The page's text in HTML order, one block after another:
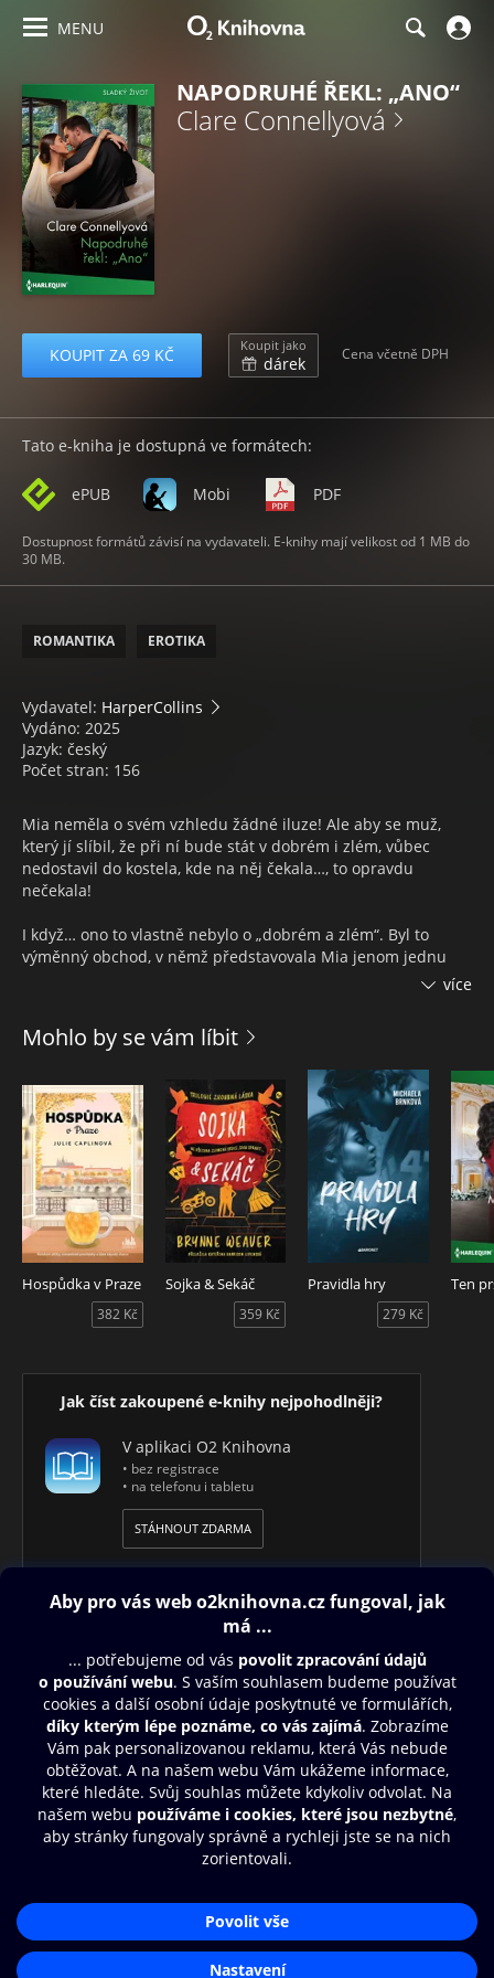
MENU
NAPODRUHÉ ŘEKL: „ANO“
Clare Connellyová
KOUPIT ZA 69 KČ Koupit jako
dárek Cena včetně DPH
Tato e-kniha je dostupná ve formátech:
ePUB Mobi PDF
Dostupnost formátů závisí na vydavateli. E-knihy mají velikost od 1 MB do
30 MB.
ROMANTIKA EROTIKA
Vydavatel: HarperCollins
Vydáno: 2025
Jazyk: český
Počet stran: 156
Mia neměla o svém vzhledu žádné iluze! Ale aby se muž,
který jí slíbil, že při ní bude stát v dobrém i zlém, vůbec
nedostavil do kostela, kde na něj čekala…, to opravdu
nečekala!
I když… ono to vlastně nebylo o „dobrém a zlém“. Byl to
výměnný obchod, v němž představovala Mia jenom jednu
nezjistil, jak moc ho chtěli rodiče jeho „nastávající“ podvést.
Utéct od nich… od ní!, to bylo to nejlepší, co mohl udělat.
Až na ten polibek, na který nemohl zapomenout!
více
Mohlo by se vám líbit
Hospůdka v Praze
382 Kč
Sojka & Sekáč
359 Kč
Pravidla hry
279 Kč
Jak číst zakoupené e-knihy nejpohodlněji?
V aplikaci O2 Knihovna
• bez registrace
• na telefonu i tabletu
STÁHNOUT ZDARMA
Obsah ke stažení
Moje O2 Knihovna
Další zábava
© O2 Czech Republic a.s.
Zásady zpracování osobních údajůAplikace O2 Knihovna
Čti a poslouchej své e-knihy a